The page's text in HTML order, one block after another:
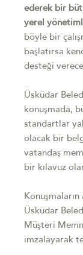
ederek bir
yerel
böyle bir
başlatırsa
desteği
Üsküdar
konuşmada,
standartlar
olacak bir
vatandaş
bir kılavuz
Konuşmaların
Üsküdar
Müşteri
imzalayarak